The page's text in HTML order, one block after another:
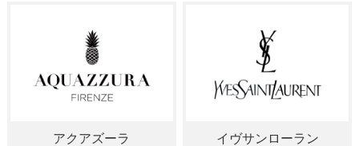
アクアズーラ イヴサンローラン